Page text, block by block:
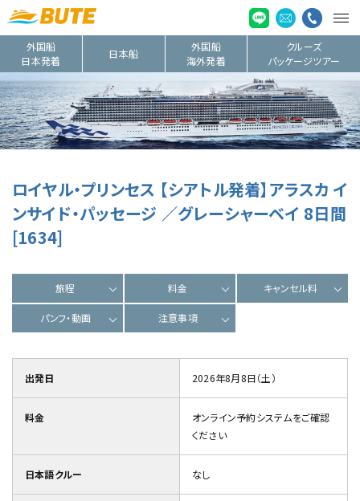
外国船
日本発着
日本船
外国船
海外発着
クルーズ
パッケージツアー
ロイヤル・プリンセス 【シアトル発着】アラスカ イ
ンサイド・パッセージ ／グレーシャーベイ 8日間
[1634]
旅程 料金 キャンセル料
パンフ・動画 注意事項
出発日 2026年8月8日（土）
料金
オンライン予約システムをご確認
ください
日本語クルー なし